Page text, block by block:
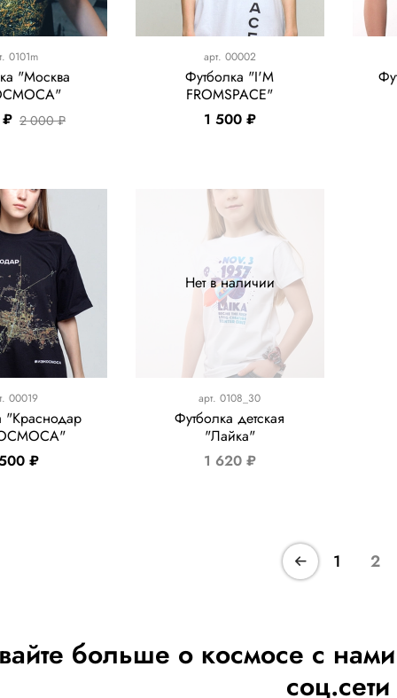
0101m
"Москва
₽ 2 000 ₽
арт. 00002
Футболка "I'M
FROMSPACE"
1 500 ₽
00019
"Краснодар
₽
Нет в наличии
арт.0108_30
Футболка детская
"Лайка"
1 620 ₽
1 2
больше о космосе с
соц.сети